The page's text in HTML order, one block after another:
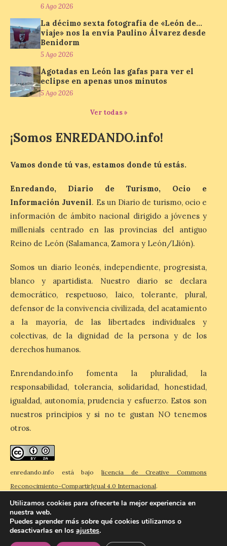
Además, se celebrarán
nuevas visitas guiadas de
‘Paseo entre centrales.
Fábrica de Luz. Museo de
la Energía (antigua central térmica de la
Minero Siderúrgica de Ponferrada –
MSP) y La Térmica Cultural (antigua
central de Compostilla […]
El estreno absoluto de la
obra “De indis. Por favor,
grupo Carrion Folk,
protagonizan la oferta
cultural de este fin de
semana dentro del
programa Salamanca
Plazas y Patios
7 Ago 2026
El programa cultural
Salamanca Plazas y Patios
continúa este fin de
de teatro y música. En el
Patio Chico está previsto el estreno
absoluto de “De indis. Por favor, firme
aquí”, una producción de la compañía
salmantina […]
Ciclo “Mujeres en la
Historia y la
Peregrinación”, en
Benavides de Órbigo.
7 Ago 2026
peregrinación femenina.
Presentación del Libro
“Va de Monjas”, de José
Fernando Cornejo. Apertura de una doble
exposición de fotografía. Este viernes, 7
de agosto, a las 20,00 horas, en el
auditorio de Benavides de […]
6 Ago 2026
La décimo sexta fotografía de «León de…
viaje» nos la envía Paulino Álvarez desde
Benidorm
5 Ago 2026
Agotadas en León las gafas para ver el
eclipse en apenas unos minutos
5 Ago 2026
Ver todas »
¡Somos ENREDANDO.info!
Vamos donde tú vas, estamos donde tú estás.
Enredando, Diario de Turismo, Ocio e
Información Juvenil. Es un Diario de turismo, ocio e
información de ámbito nacional dirigido a jóvenes y
millenials centrado en las provincias del antiguo
Reino de León (Salamanca, Zamora y León/Llión).
Somos un diario leonés, independiente, progresista,
blanco y apartidista. Nuestro diario se declara
democrático, respetuoso, laico, tolerante, plural,
defensor de la convivencia civilizada, del acatamiento
a la mayoría, de las libertades individuales y
colectivas, de la dignidad de la persona y de los
derechos humanos.
Enrendando.info fomenta la pluralidad, la
responsabilidad, tolerancia, solidaridad, honestidad,
igualdad, autonomía, prudencia y esfuerzo. Estos son
nuestros principios y si no te gustan NO tenemos
otros.
enredando.info está bajo licencia de Creative Commons
Reconocimiento-CompartirIgual 4.0 Internacional.
© 2026 Enredando Política de privacidad
Utilizamos cookies para ofrecerte la mejor experiencia en
nuestra web.
Puedes aprender más sobre qué cookies utilizamos o
desactivarlas en los ajustes.